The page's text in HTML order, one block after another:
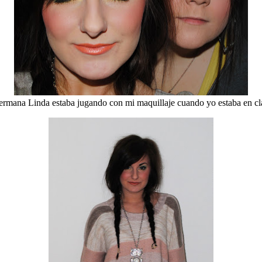
Linda estaba jugando con mi maquillaje cuando yo estaba en